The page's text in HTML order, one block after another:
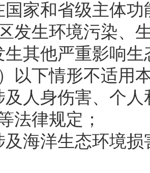
和省级主体功
发生环境污染、
他严重影响生
下情形不适用
身伤害、个人
法律规定；
洋生态环境损